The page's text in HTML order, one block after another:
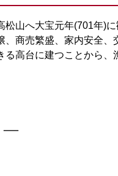
山へ大宝元年(701年)
商売繁盛、家内安全、
高台に建つことから、
―